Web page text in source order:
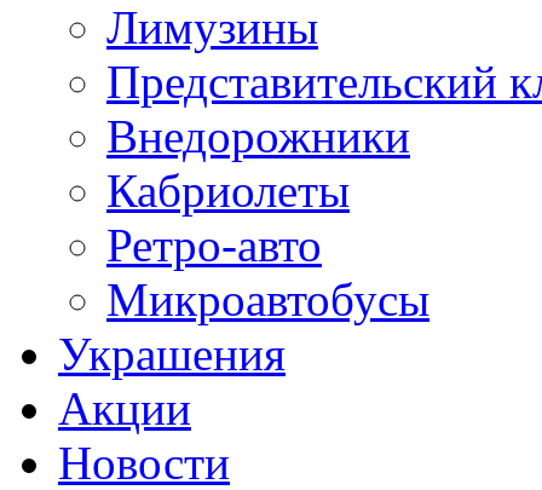
Лимузины
Представительский
Внедорожники
Кабриолеты
Ретро-авто
Микроавтобусы
Украшения
Акции
Новости